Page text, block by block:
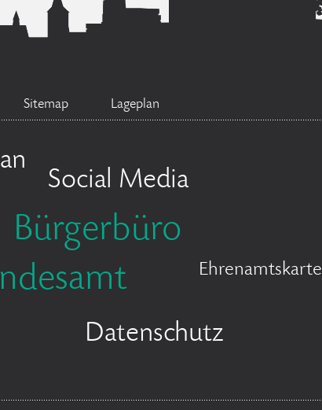
Sitemap Lageplan
Social Media
Bürgerbüro
Ehrenamtskarte
Datenschutz